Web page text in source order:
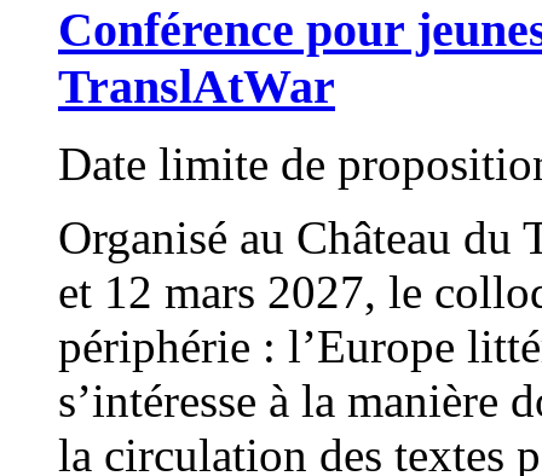
Conférence pour
TranslAtWar
Date limite de
Organisé au Château du
et 12 mars 2027, le
périphérie : l’Europe
s’intéresse à la manière
la circulation des textes